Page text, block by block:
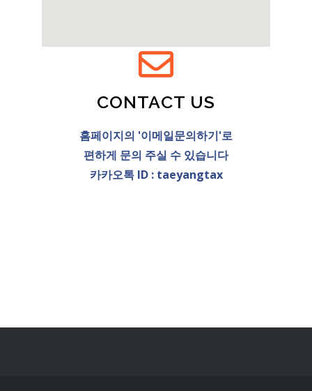
CONTACT US
홈페이지의 '이메일문의하기'로
편하게 문의 주실 수 있습니다
카카오톡 ID : taeyangtax